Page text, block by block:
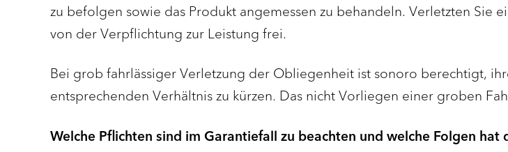
zu befolgen sowie das Produkt angemessen zu behandeln. Verletzten Sie
von der Verpflichtung zur Leistung frei.
Bei grob fahrlässiger Verletzung der Obliegenheit ist sonoro berechtigt,
entsprechenden Verhältnis zu kürzen. Das nicht Vorliegen einer groben
Welche Pflichten sind im Garantiefall zu beachten und welche Folgen hat